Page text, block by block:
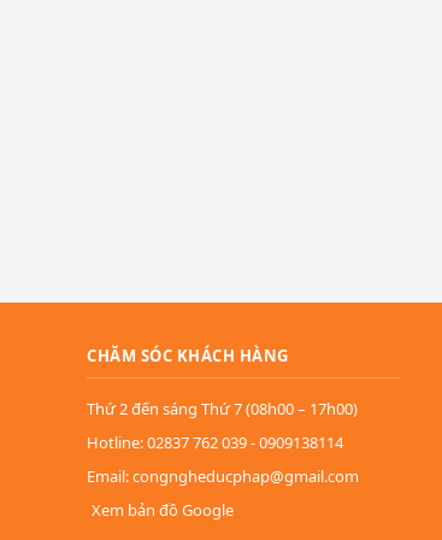
CHĂM SÓC KHÁCH HÀNG
Thứ 2 đến sáng Thứ 7 (08h00 – 17h00)
Hotline: 02837 762 039 - 0909138114
Email: congngheducphap@gmail.com
Xem bản đồ Google